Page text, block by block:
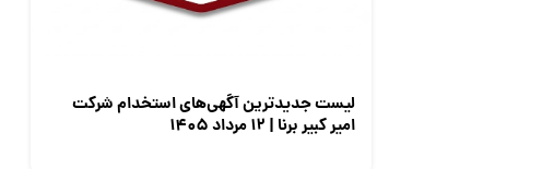
لیست جدیدترین آگهی‌های استخدام شرکت
امیر کبیر برنا | ۱۲ مرداد ۱۴۰۵